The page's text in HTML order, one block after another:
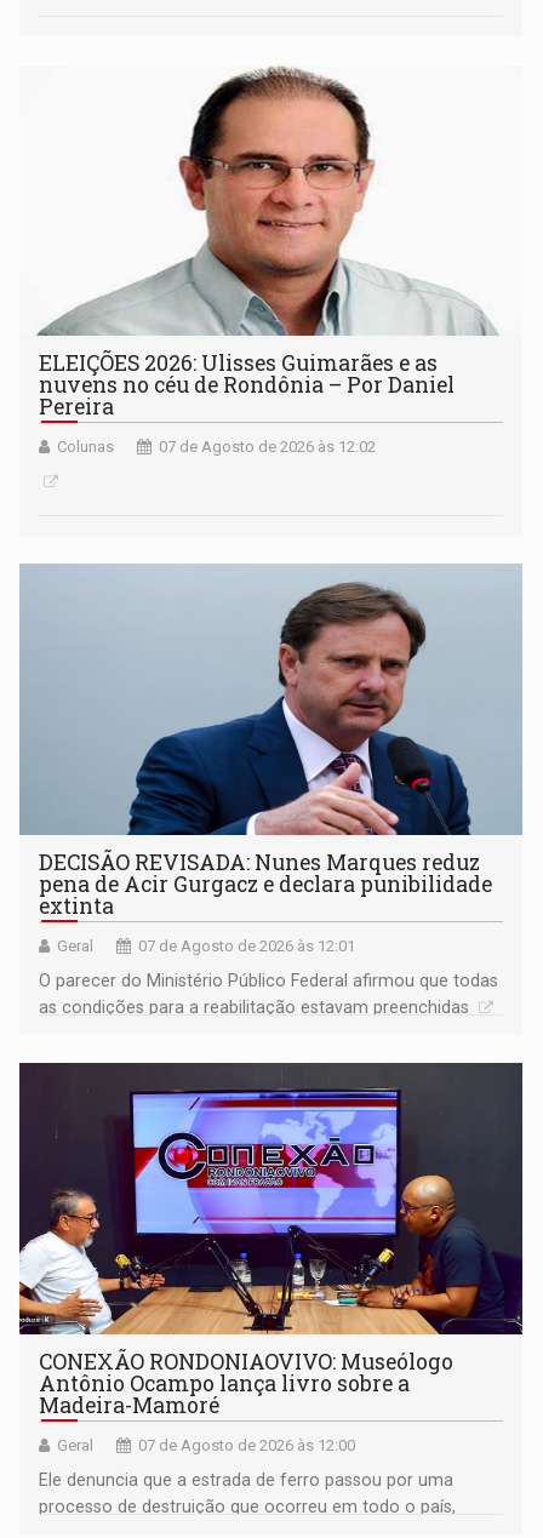
ELEIÇÕES 2026: Ulisses Guimarães e as
nuvens no céu de Rondônia – Por Daniel
Pereira
Colunas 07 de Agosto de 2026 às 12:02
DECISÃO REVISADA: Nunes Marques reduz
pena de Acir Gurgacz e declara punibilidade
extinta
Geral 07 de Agosto de 2026 às 12:01
O parecer do Ministério Público Federal afirmou que todas
as condições para a reabilitação estavam preenchidas
CONEXÃO RONDONIAOVIVO: Museólogo
Antônio Ocampo lança livro sobre a
Madeira-Mamoré
Geral 07 de Agosto de 2026 às 12:00
Ele denuncia que a estrada de ferro passou por uma
processo de destruição que ocorreu em todo o país,